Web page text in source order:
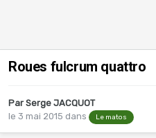
Roues fulcrum quattro
Par Serge JACQUOT
le 3 mai 2015 dans Le matos